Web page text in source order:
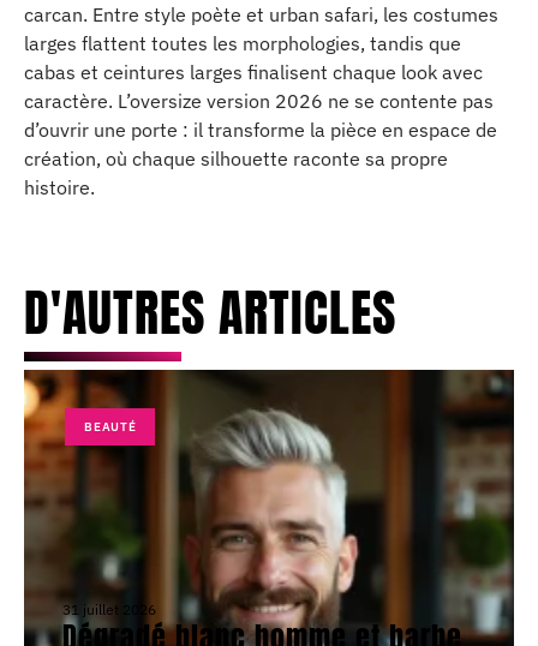
carcan. Entre style poète et urban safari, les costumes
larges flattent toutes les morphologies, tandis que
cabas et ceintures larges finalisent chaque look avec
caractère. L’oversize version 2026 ne se contente pas
d’ouvrir une porte : il transforme la pièce en espace de
création, où chaque silhouette raconte sa propre
histoire.
D'AUTRES ARTICLES
BEAUTÉ
31 juillet 2026
Dégradé blanc homme et barbe